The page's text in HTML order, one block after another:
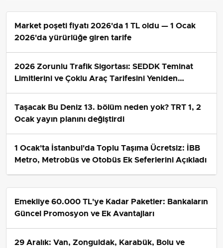
Market poşeti fiyatı 2026'da 1 TL oldu — 1 Ocak
2026'da yürürlüğe giren tarife
2026 Zorunlu Trafik Sigortası: SEDDK Teminat
Limitlerini ve Çoklu Araç Tarifesini Yeniden
Taşacak Bu Deniz 13. bölüm neden yok? TRT 1, 2
Ocak yayın planını değiştirdi
1 Ocak'ta İstanbul'da Toplu Taşıma Ücretsiz: İBB
Metro, Metrobüs ve Otobüs Ek Seferlerini Açıkladı
Emekliye 60.000 TL'ye Kadar Paketler: Bankaların
Güncel Promosyon ve Ek Avantajları
29 Aralık: Van, Zonguldak, Karabük, Bolu ve